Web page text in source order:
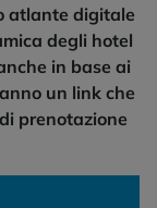
atlante digitale
degli hotel
in base ai
un link che
prenotazione